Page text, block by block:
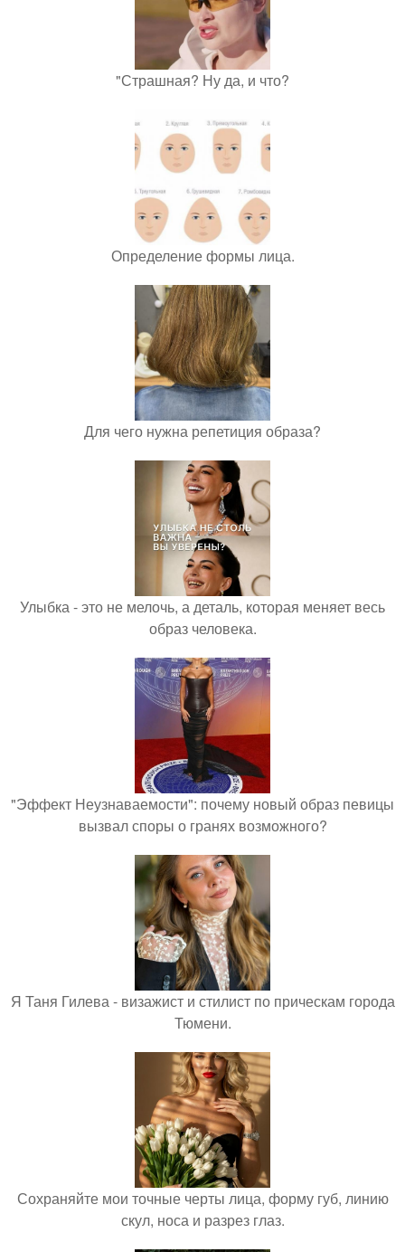
"Страшная? Ну да, и что?
Определение формы лица.
Для чего нужна репетиция образа?
Улыбка - это не мелочь, а деталь, которая меняет весь
образ человека.
"Эффект Неузнаваемости": почему новый образ певицы
вызвал споры о гранях возможного?
Я Таня Гилева - визажист и стилист по прическам города
Тюмени.
Сохраняйте мои точные черты лица, форму губ, линию
скул, носа и разрез глаз.